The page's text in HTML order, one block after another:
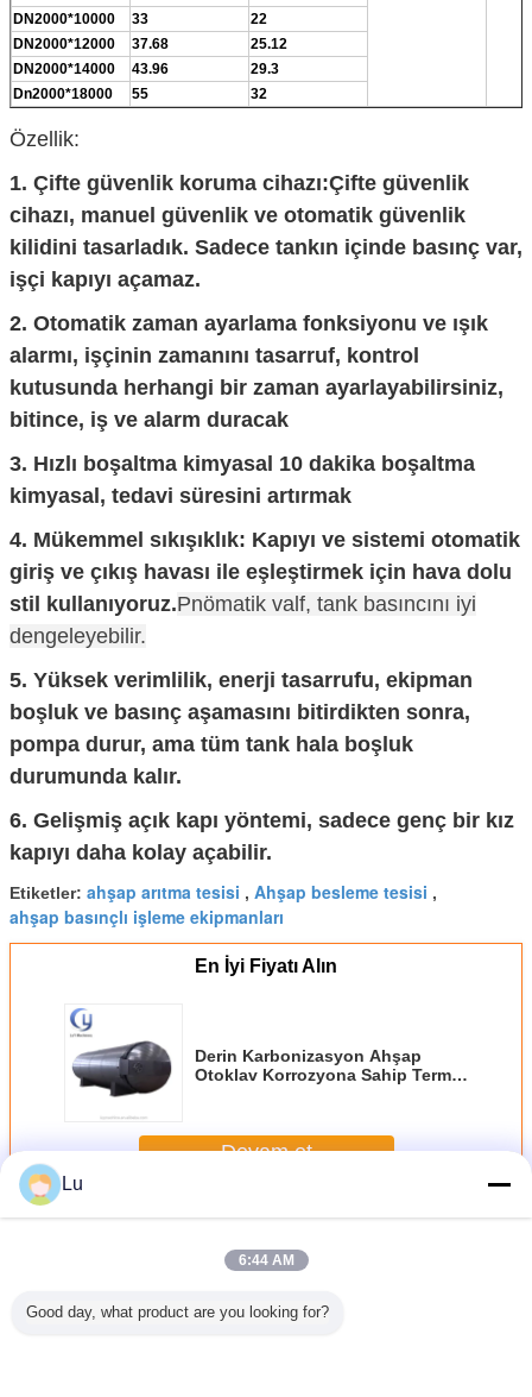
DN2000*10000
33
22
DN2000*12000
37.68
25.12
DN2000*14000
43.96
29.3
Dn2000*18000
55 32
Özellik:
1. Çifte güvenlik koruma cihazı:Çifte güvenlik
cihazı, manuel güvenlik ve otomatik güvenlik
kilidini tasarladık. Sadece tankın içinde basınç var,
işçi kapıyı açamaz.
2. Otomatik zaman ayarlama fonksiyonu ve ışık
alarmı, işçinin zamanını tasarruf, kontrol
kutusunda herhangi bir zaman ayarlayabilirsiniz,
bitince, iş ve alarm duracak
3. Hızlı boşaltma kimyasal 10 dakika boşaltma
kimyasal, tedavi süresini artırmak
4. Mükemmel sıkışıklık: Kapıyı ve sistemi otomatik
giriş ve çıkış havası ile eşleştirmek için hava dolu
stil kullanıyoruz.Pnömatik valf, tank basıncını iyi
dengeleyebilir.
5. Yüksek verimlilik, enerji tasarrufu, ekipman
boşluk ve basınç aşamasını bitirdikten sonra,
pompa durur, ama tüm tank hala boşluk
durumunda kalır.
6. Gelişmiş açık kapı yöntemi, sadece genç bir kız
kapıyı daha kolay açabilir.
Etiketler: ahşap arıtma tesisi , Ahşap besleme tesisi ,
ahşap basınçlı işleme ekipmanları
En İyi Fiyatı Alın
Derin Karbonizasyon Ahşap
Otoklav Korrozyona Sahip Termo
Devam et
DahaAhşap Arıtma Tesisi
Lu
6:44 AM
Good day, what product are you looking for?